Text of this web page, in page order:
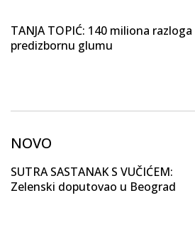
TANJA TOPIĆ: 140 miliona razloga
predizbornu glumu
NOVO
SUTRA SASTANAK S VUČIĆEM:
Zelenski doputovao u Beograd